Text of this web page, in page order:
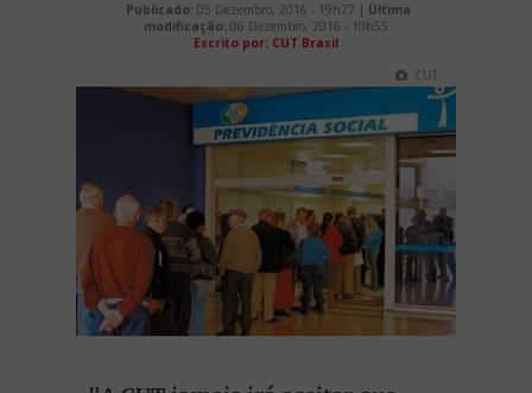
Publicado: 05 Dezembro, 2016 - 19h27 | Última
modificação: 06 Dezembro, 2016 - 10h55
Escrito por: CUT Brasil
CUT